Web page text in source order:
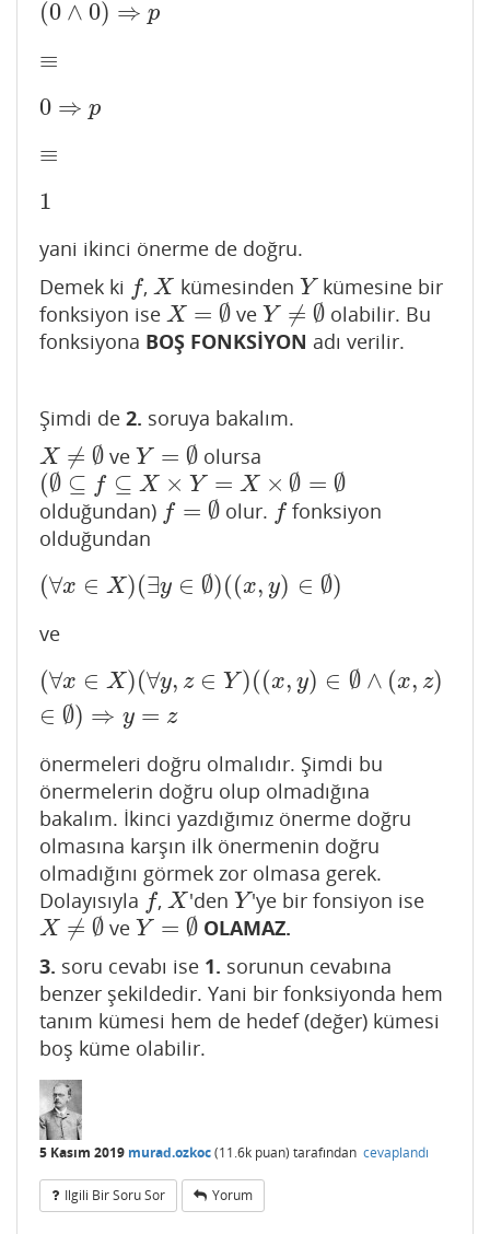
(0 ∧ 0) ⇒ p
0∧0) ⇒p
≡
≡
0 ⇒ p
0⇒p
≡
≡
1
1
yani ikinci önerme de doğru.
Demek ki f
f ,X
X kümesinden Y
Y kümesine bir
fonksiyon ise X = ∅
X= ∅ ve Y ≠ ∅
Y≠ ∅
olabilir. Bu
fonksiyona BOŞ FONKSİYON adı verilir.
Şimdi de 2. soruya bakalım.
X ≠ ∅
X≠ ∅ ve Y = ∅
Y= ∅ olursa
(∅ ⊆ f ⊆ X × Y = X × ∅ = ∅
(∅ ⊆f ⊆X ×Y =X× ∅ =∅
olduğundan) f = ∅
f= ∅ olur. f
f fonksiyon
olduğundan
(∀x ∈ X)(∃y ∈ ∅)((x, y) ∈ ∅)
(∀ x∈X)(∃y ∈ ∅)((x,y)∈∅
ve
(∀x ∈ X)(∀y, z ∈ Y )((x, y) ∈ ∅ ∧ (x, z)
∈ ∅) ⇒ y = z
( ∀x ∈X)(∀y,z∈Y)( x,y)∈∅∧(x, )∈∅ )⇒ y=z
önermeleri doğru olmalıdır. Şimdi bu
önermelerin doğru olup olmadığına
bakalım. İkinci yazdığımız önerme doğru
olmasına karşın ilk önermenin doğru
olmadığını görmek zor olmasa gerek.
Dolayısıyla f
f ,X
X 'den Y
Y 'ye bir fonsiyon ise
X ≠ ∅
X≠ ∅ ve Y = ∅
Y= ∅
OLAMAZ.
3. soru cevabı ise 1. sorunun cevabına
benzer şekildedir. Yani bir fonksiyonda hem
tanım kümesi hem de hedef (değer) kümesi
boş küme olabilir.
5 Kasım 2019 murad.ozkoc(11.6k puan) tarafından cevaplandı
Ilgili Bir Soru Sor Yorum